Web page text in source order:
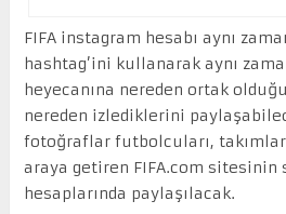
FIFA instagram hesabı aynı
hashtag’ini kullanarak aynı
heyecanına nereden ortak
nereden izlediklerini
fotoğraflar futbolcuları,
araya getiren FIFA.com sitesinin
hesaplarında paylaşılacak.